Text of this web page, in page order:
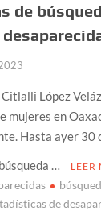
de
López
mujeres en
Hasta ayer 30
…
LEER
de